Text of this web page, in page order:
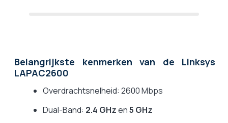
Belangrijkste kenmerken van de Linksys
LAPAC2600
Overdrachtsnelheid: 2600 Mbps
Dual-Band: 2.4 GHzen5 GHz